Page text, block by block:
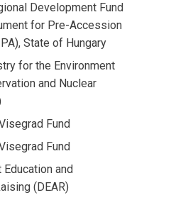
Development Fund
for Pre-Accession
State of Hungary
for the Environment
and Nuclear
Fund
Fund
and
(DEAR)